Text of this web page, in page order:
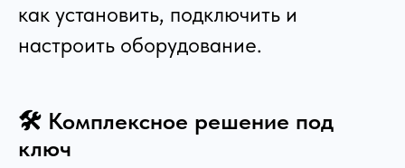
как установить, подключить и
настроить оборудование.
🛠️ Комплексное решение под
ключ